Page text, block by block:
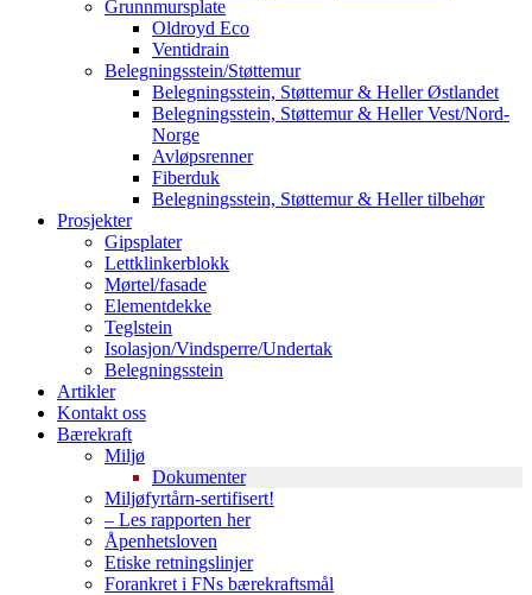
Grunnmursplate
Oldroyd Eco
Ventidrain
Belegningsstein/Støttemur
Belegningsstein, Støttemur & Heller Østlandet
Belegningsstein, Støttemur & Heller Vest/Nord-
Norge
Avløpsrenner
Fiberduk
Belegningsstein, Støttemur & Heller tilbehør
Prosjekter
Gipsplater
Lettklinkerblokk
Mørtel/fasade
Elementdekke
Teglstein
Isolasjon/Vindsperre/Undertak
Belegningsstein
Artikler
Kontakt oss
Bærekraft
Miljø
Dokumenter
Miljøfyrtårn-sertifisert!
– Les rapporten her
Åpenhetsloven
Etiske retningslinjer
Forankret i FNs bærekraftsmål